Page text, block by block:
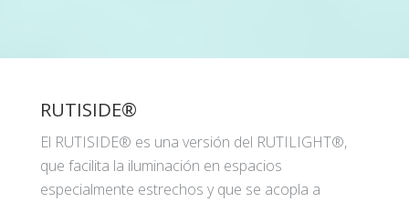
RUTISIDE®
El RUTISIDE® es una versión del RUTILIGHT®,
que facilita la iluminación en espacios
especialmente estrechos y que se acopla a